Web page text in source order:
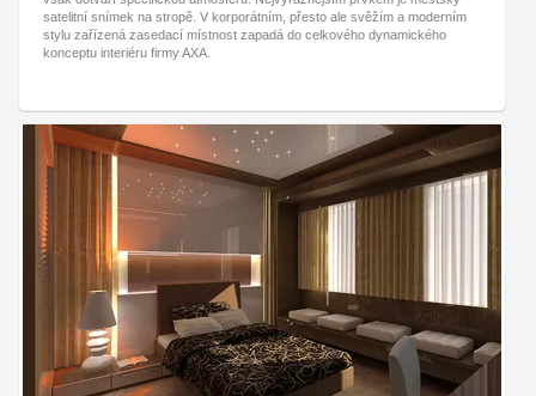
satelitní snímek na stropě. V korporátním, přesto ale svěžím a moderním
stylu zařízená zasedací místnost zapadá do celkového dynamického
konceptu interiéru firmy AXA.